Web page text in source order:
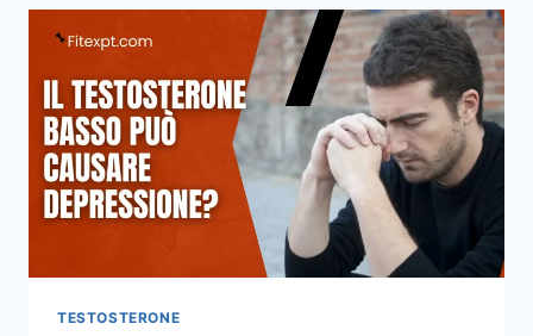
PESO
TESTOSTERONE